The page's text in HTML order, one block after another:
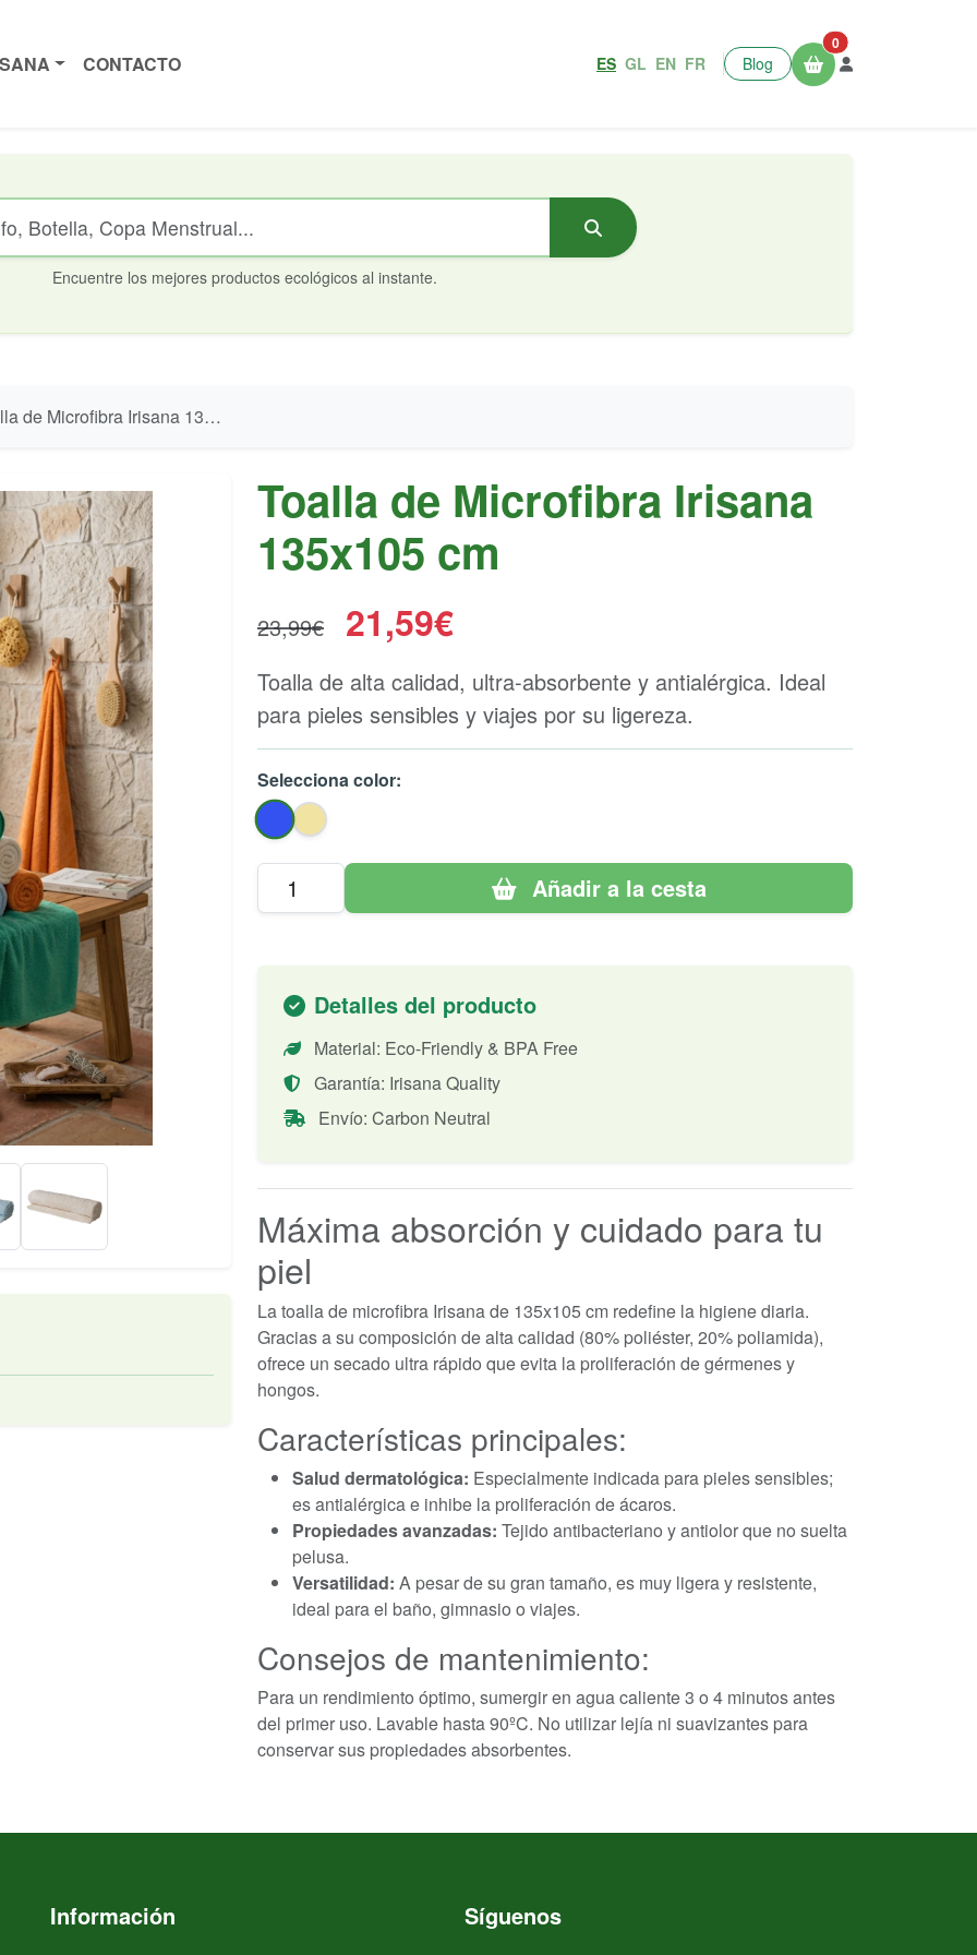
CONTACTO ES GL EN FR Blog
0
Encuentre los mejores productos ecológicos al instante.
de Microfibra Irisana 135x105 cm
Toalla de Microfibra Irisana
135x105 cm
23,99€ 21,59€
Toalla de alta calidad, ultra-absorbente y antialérgica. Ideal
para pieles sensibles y viajes por su ligereza.
Selecciona color:
Añadir a la cesta
Detalles del producto
Material: Eco-Friendly & BPA Free
Garantía: Irisana Quality
Envío: Carbon Neutral
Máxima absorción y cuidado para tu
piel
La toalla de microfibra Irisana de 135x105 cm redefine la higiene diaria.
Gracias a su composición de alta calidad (80% poliéster, 20% poliamida),
ofrece un secado ultra rápido que evita la proliferación de gérmenes y
hongos.
Características principales:
Salud dermatológica: Especialmente indicada para pieles sensibles;
es antialérgica e inhibe la proliferación de ácaros.
Propiedades avanzadas: Tejido antibacteriano y antiolor que no suelta
pelusa.
Versatilidad: A pesar de su gran tamaño, es muy ligera y resistente,
ideal para el baño, gimnasio o viajes.
Consejos de mantenimiento:
Para un rendimiento óptimo, sumergir en agua caliente 3 o 4 minutos antes
del primer uso. Lavable hasta 90ºC. No utilizar lejía ni suavizantes para
conservar sus propiedades absorbentes.
Información Síguenos